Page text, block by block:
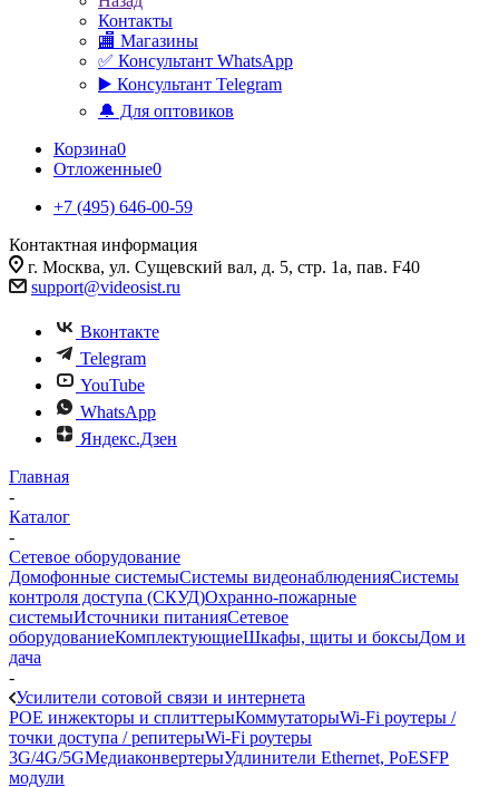
Контакты
🏬 Магазины
✅️ Консультант WhatsApp
▶️ Консультант Telegram
🔔 Для оптовиков
Корзина0
Отложенные0
+7 (495) 646-00-59
Контактная информация
г. Москва, ул. Сущевский вал, д. 5, стр. 1а, пав. F40
support@videosist.ru
Вконтакте
Telegram
YouTube
WhatsApp
Яндекс.Дзен
Главная
-
Каталог
-
Сетевое оборудование
Домофонные системыСистемы видеонаблюденияСистемы
контроля доступа (СКУД)Охранно-пожарные
системыИсточники питанияСетевое
оборудованиеКомплектующиеШкафы, щиты и боксыДом и
дача
-
Усилители сотовой связи и интернета
POE инжекторы и сплиттерыКоммутаторыWi-Fi роутеры /
точки доступа / репитерыWi-Fi роутеры
3G/4G/5GМедиаконвертерыУдлинители Ethernet, PoESFP
модули